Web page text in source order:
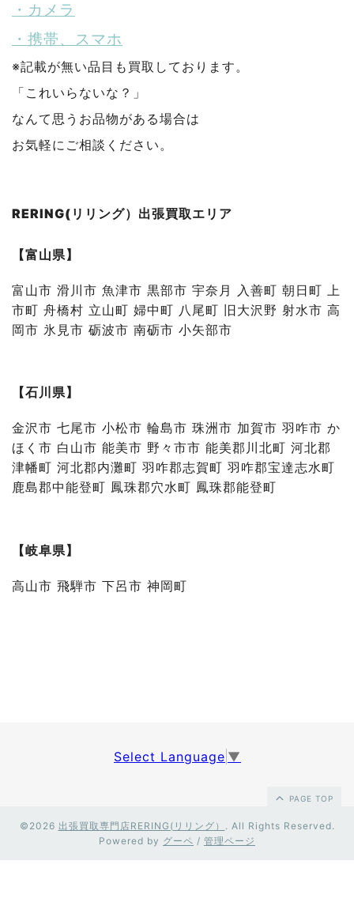
・カメラ
・携帯、スマホ
※記載が無い品目も買取しております。
「これいらないな？」
なんて思うお品物がある場合は
お気軽にご相談ください。
RERING(リリング）出張買取エリア
【富山県】
富山市 滑川市 魚津市 黒部市 宇奈月 入善町 朝日町 上
市町 舟橋村 立山町 婦中町 八尾町 旧大沢野 射水市 高
岡市 氷見市 砺波市 南砺市 小矢部市
【石川県】
金沢市 七尾市 小松市 輪島市 珠洲市 加賀市 羽咋市 か
ほく市 白山市 能美市 野々市市 能美郡川北町 河北郡
津幡町 河北郡内灘町 羽咋郡志賀町 羽咋郡宝達志水町
鹿島郡中能登町 鳳珠郡穴水町 鳳珠郡能登町
【岐阜県】
高山市 飛騨市 下呂市 神岡町
Select Language ▼
PAGE TOP
©2026 出張買取専門店RERING(リリング） . All Rights Reserved.
Powered by グーペ / 管理ページ